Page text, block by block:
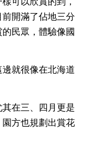
開滿了佔地三分
民眾，體驗像國
邊就很像在北海道
在三、四月更是
方也規劃出賞花